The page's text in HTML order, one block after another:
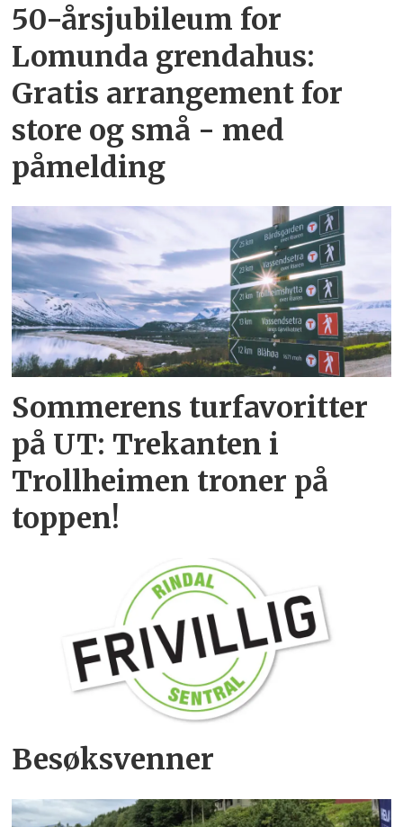
50-årsjubileum for
Lomunda grendahus:
Gratis arrangement for
store og små - med
påmelding
Sommerens turfavoritter
på UT: Trekanten i
Trollheimen troner på
toppen!
Besøksvenner